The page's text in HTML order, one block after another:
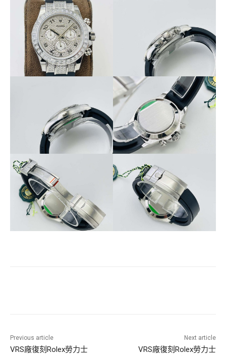
Previous article
VRS廠復刻Rolex勞力士
Next article
VRS廠復刻Rolex勞力士